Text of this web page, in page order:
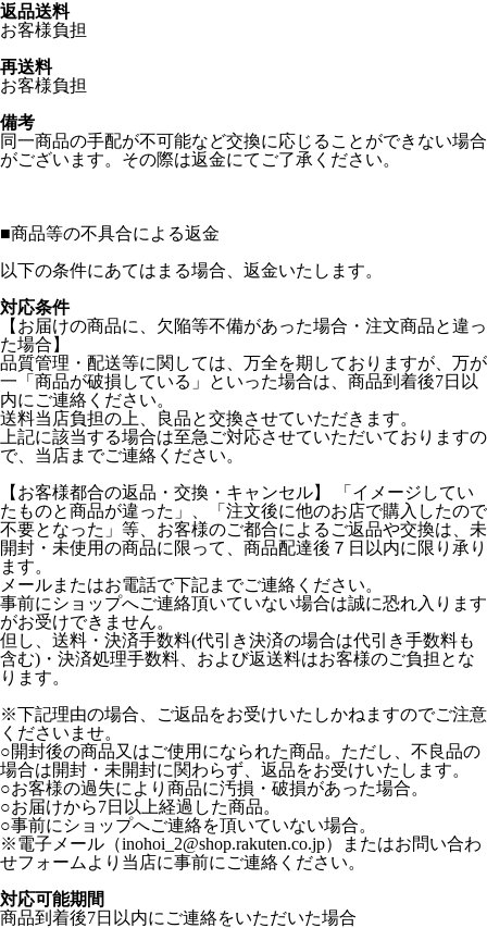
返品送料
お客様負担
再送料
お客様負担
備考
同一商品の手配が不可能など交換に応じることができない場合
がございます。その際は返金にてご了承ください。
■商品等の不具合による返金
以下の条件にあてはまる場合、返金いたします。
対応条件
【お届けの商品に、欠陥等不備があった場合・注文商品と違っ
た場合】
品質管理・配送等に関しては、万全を期しておりますが、万が
一「商品が破損している」といった場合は、商品到着後7日以
内にご連絡ください。
送料当店負担の上、良品と交換させていただきます。
上記に該当する場合は至急ご対応させていただいておりますの
で、当店までご連絡ください。
【お客様都合の返品・交換・キャンセル】 「イメージしてい
たものと商品が違った」、「注文後に他のお店で購入したので
不要となった」等、お客様のご都合によるご返品や交換は、未
開封・未使用の商品に限って、商品配達後７日以内に限り承り
ます。
メールまたはお電話で下記までご連絡ください。
事前にショップへご連絡頂いていない場合は誠に恐れ入ります
がお受けできません。
但し、送料・決済手数料(代引き決済の場合は代引き手数料も
含む)・決済処理手数料、および返送料はお客様のご負担とな
ります。
※下記理由の場合、ご返品をお受けいたしかねますのでご注意
くださいませ。
○開封後の商品又はご使用になられた商品。ただし、不良品の
場合は開封・未開封に関わらず、返品をお受けいたします。
○お客様の過失により商品に汚損・破損があった場合。
○お届けから7日以上経過した商品。
○事前にショップへご連絡を頂いていない場合。
※電子メール（inohoi_2@shop.rakuten.co.jp）またはお問い合わ
せフォームより当店に事前にご連絡ください。
対応可能期間
商品到着後7日以内にご連絡をいただいた場合